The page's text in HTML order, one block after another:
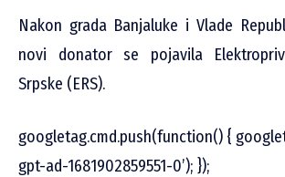
Nakon grada Banjaluke i Vlade
novi donator se pojavila
Srpske (ERS).
googletag.cmd.push(function() {
gpt-ad-1681902859551-0’); });